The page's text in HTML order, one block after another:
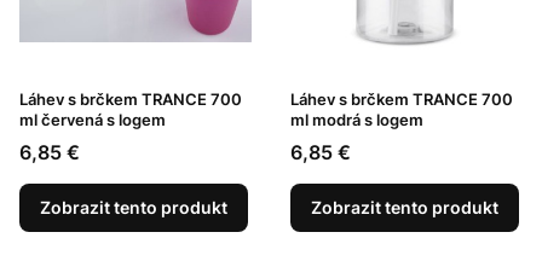
Láhev s brčkem TRANCE 700
ml červená s logem
Cena
6,85 €
Zobrazit tento produkt
Láhev s brčkem TRANCE 700
ml modrá s logem
Cena
6,85 €
Zobrazit tento produkt